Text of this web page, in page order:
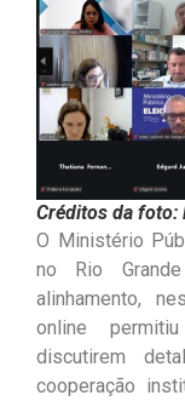
Créditos da foto:
O Ministério
no Rio
alinhamento,
online
discutirem
cooperação